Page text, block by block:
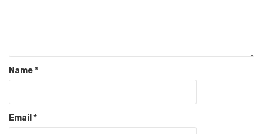
Name*
Email*